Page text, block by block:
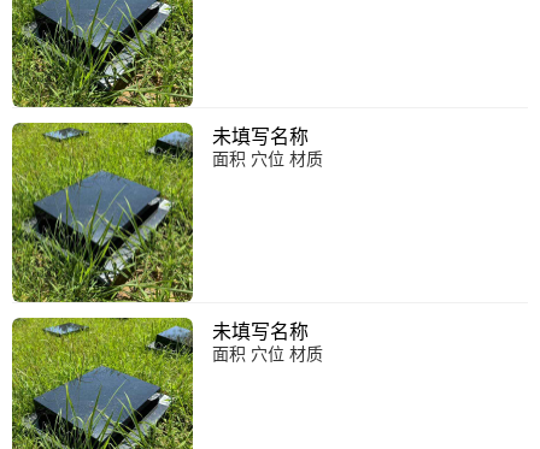
未填写名称
面积 穴位 材质
未填写名称
面积 穴位 材质